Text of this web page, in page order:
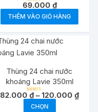
Được xếp
5.00
69.000 ₫
THÊM VÀO GIỎ HÀNG
Thùng 24 chai nước
khoáng Lavie 350ml
Được xếp
5.00
5 sao
82.000₫ – 120.000₫
giá:
CHỌN